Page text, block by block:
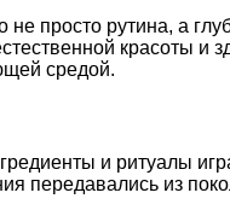
просто рутина, а
красоты и
средой.
и ритуалы
передавались из